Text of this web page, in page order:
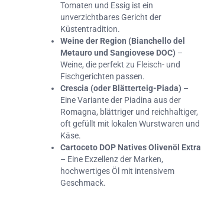
Tomaten und Essig ist ein
unverzichtbares Gericht der
Küstentradition.
Weine der Region (Bianchello del
Metauro und Sangiovese DOC) –
Weine, die perfekt zu Fleisch- und
Fischgerichten passen.
Crescia (oder Blätterteig-Piada) –
Eine Variante der Piadina aus der
Romagna, blättriger und reichhaltiger,
oft gefüllt mit lokalen Wurstwaren und
Käse.
Cartoceto DOP Natives Olivenöl Extra
– Eine Exzellenz der Marken,
hochwertiges Öl mit intensivem
Geschmack.